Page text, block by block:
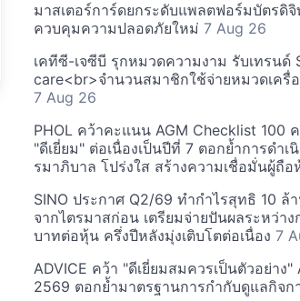
มาสเตอร์การ์ดยกระดับแพลตฟอร์มบัตรดิ
ควบคุมความปลอดภัยใหม่ 7 Aug 26
เคทีซี-เจซีบี รุกหมวดความงาม รับเทรนด์
care<br>จำนวนสมาชิกใช้จ่ายหมวดเครื่อ
7 Aug 26
PHOL คว้าคะแนน AGM Checklist 100
"ดีเยี่ยม" ต่อเนื่องเป็นปีที่ 7 ตอกย้ำการดำ
รมาภิบาล โปร่งใส สร้างความเชื่อมั่นผู้ถือ
SINO ประกาศ Q2/69 ทำกำไรสุทธิ 10 ล้
จากไตรมาสก่อน เตรียมจ่ายปันผลระหว่า
บาทต่อหุ้น ครึ่งปีหลังมุ่งเติบโตต่อเนื่อง 7
ADVICE คว้า "ดีเยี่ยมสมควรเป็นตัวอย่าง"
2569 ตอกย้ำมาตรฐานการกำกับดูแลกิจก